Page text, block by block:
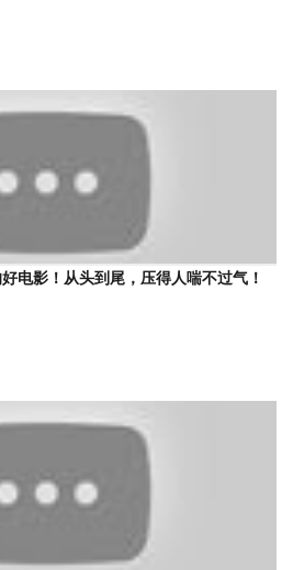
电影！从头到尾，压得人喘不过气！